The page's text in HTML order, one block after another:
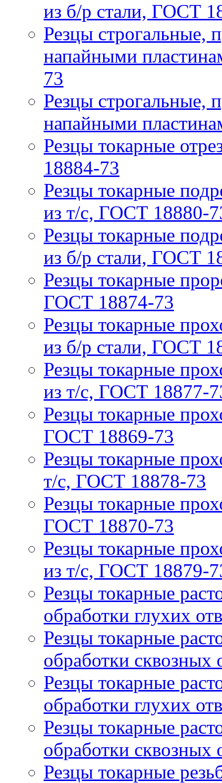
из б/р стали, ГОСТ
Резцы строгальные,
напайными
73
Резцы строгальные,
напайными
Резцы токарные
18884-73
Резцы токарные
из т/с, ГОСТ 18880-
Резцы токарные
из б/р стали, ГОСТ
Резцы токарные
ГОСТ 18874-73
Резцы токарные
из б/р стали, ГОСТ
Резцы токарные
из т/с, ГОСТ 18877-
Резцы токарные
ГОСТ 18869-73
Резцы токарные
т/с, ГОСТ 18878-73
Резцы токарные
ГОСТ 18870-73
Резцы токарные
из т/с, ГОСТ 18879-
Резцы токарные
обработки глухих
Резцы токарные
обработки
Резцы токарные
обработки глухих
Резцы токарные
обработки
Резцы токарные